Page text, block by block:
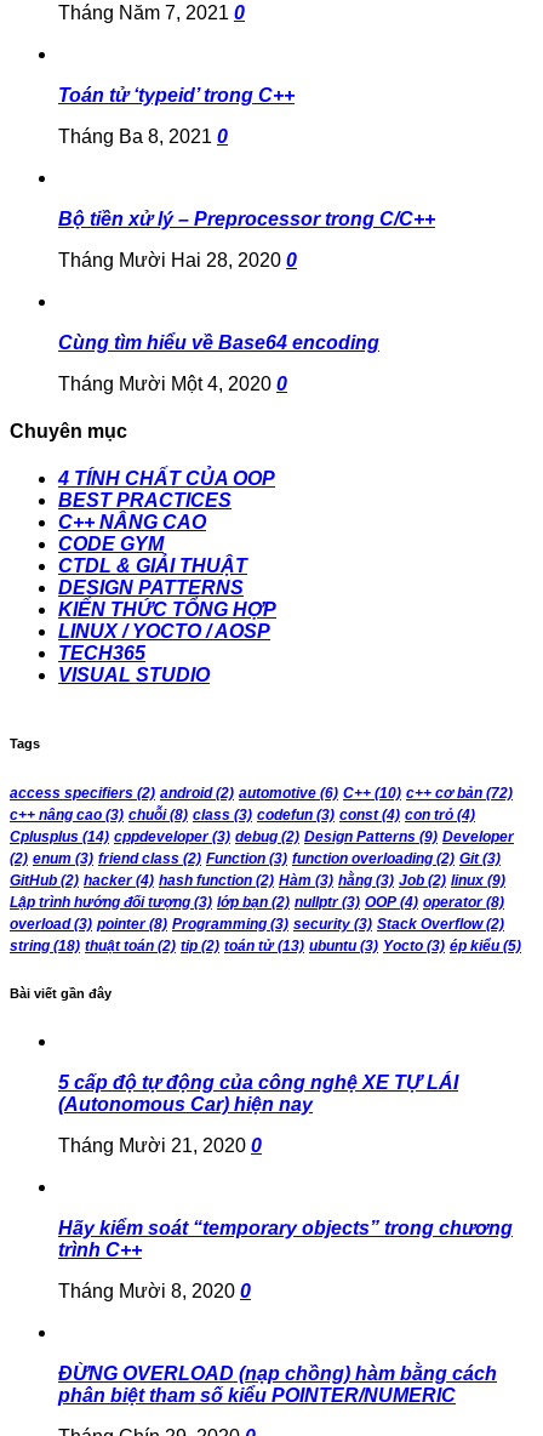
Tháng Năm 7, 2021 0
Toán tử ‘typeid’ trong C++
Tháng Ba 8, 2021 0
Bộ tiền xử lý – Preprocessor trong C/C++
Tháng Mười Hai 28, 2020 0
Cùng tìm hiểu về Base64 encoding
Tháng Mười Một 4, 2020 0
Chuyên mục
4 TÍNH CHẤT CỦA OOP
BEST PRACTICES
C++ NÂNG CAO
CODE GYM
CTDL & GIẢI THUẬT
DESIGN PATTERNS
KIẾN THỨC TỔNG HỢP
LINUX / YOCTO / AOSP
TECH365
VISUAL STUDIO
Tags
access specifiers (2) android(2) automotive (6) C++ (10) c++ cơ bản (72)
c++ nâng cao (3) chuỗi(8) class (3) codefun (3) const(4) con trỏ (4)
Cplusplus (14) cppdeveloper(3) debug (2) Design Patterns (9) Developer
(2) enum (3) friend class (2) Function (3) function overloading (2) Git(3)
GitHub (2) hacker(4) hash function (2) Hàm (3) hằng (3) Job (2) linux (9)
Lập trình hướng đối tượng (3) lớp bạn (2) nullptr(3) OOP (4) operator(8)
overload(3) pointer(8) Programming (3) security (3) Stack Overflow(2)
string (18) thuật toán (2) tip (2) toán tử(13) ubuntu (3) Yocto (3) ép kiểu (5)
Bài viết gần đây
5 cấp độ tự động của công nghệ XE TỰ LÁI
(Autonomous Car) hiện nay
Tháng Mười 21, 2020 0
Hãy kiểm soát “temporary objects” trong chương
trình C++
Tháng Mười 8, 2020 0
ĐỪNG OVERLOAD (nạp chồng) hàm bằng cách
phân biệt tham số kiểu POINTER/NUMERIC